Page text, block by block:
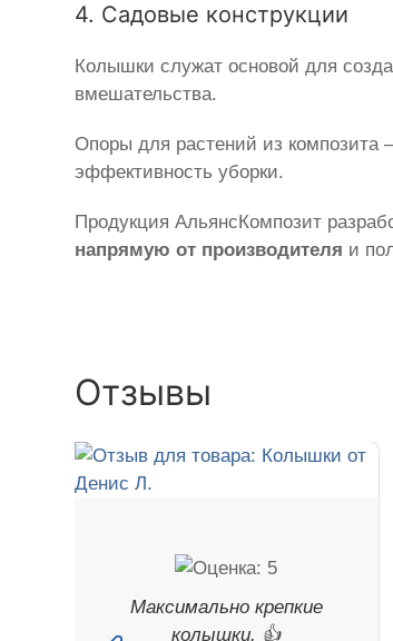
4. Садовые конструкции
Колышки служат основой для
вмешательства.
Опоры для растений из
эффективность уборки.
Продукция АльянсКомпозит
напрямую от производителя и
Отзывы
Максимально крепкие
колышки. 👍